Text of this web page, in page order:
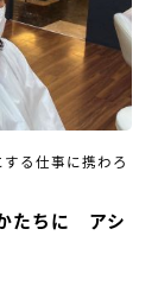
る仕事に携わろ
たちに アシ